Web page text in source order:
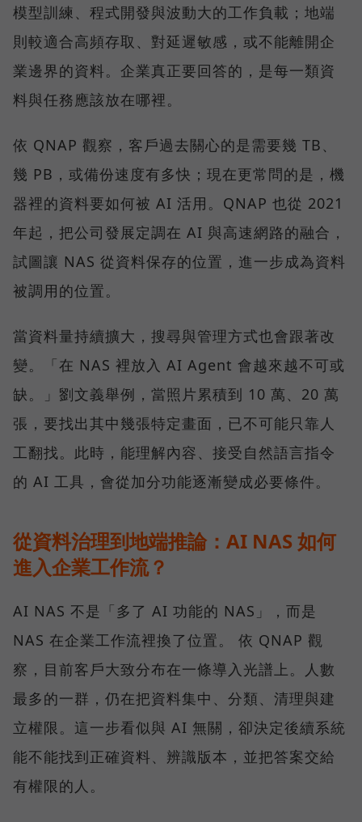
模型訓練、程式開發與波動大的工作負載；地端
則較適合高頻存取、對延遲敏感，或不能離開企
業邊界的資料。企業真正要回答的，是每一類資
料與任務應該放在哪裡。
依 QNAP 觀察，客戶過去關心的是需要幾 TB、
幾 PB，或備份速度有多快；現在更常問的是，機
器裡的資料要如何被 AI 活用。QNAP 也從 2021
年起，把公司發展定調在 AI 與高速網路的融合，
試圖讓 NAS 從資料保存的位置，進一步成為資料
被調用的位置。
當資料量持續擴大，搜尋與管理方式也會跟著改
變。「在 NAS 裡放入 AI Agent 會越來越不可或
缺。」劉文義舉例，當照片累積到 10 萬、20 萬
張，要找出其中幾張特定畫面，已不可能只靠人
工翻找。此時，能理解內容、接受自然語言指令
的 AI 工具，會從加分功能逐漸變成必要條件。
從資料治理到地端推論：AI NAS 如何
進入企業工作流？
AI NAS 不是「多了 AI 功能的 NAS」，而是
NAS 在企業工作流裡換了位置。 依 QNAP 觀
察，目前客戶大致分布在一條導入光譜上。人數
最多的一群，仍在把資料集中、分類、清理與建
立權限。這一步看似與 AI 無關，卻決定後續系統
能不能找到正確資料、辨識版本，並把答案交給
有權限的人。